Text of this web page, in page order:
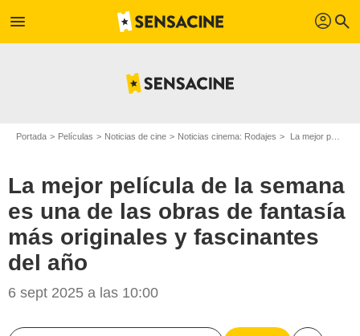
menu profil search
Portada Películas Noticias de cine Noticias cinema: Rodajes La mejor película de la semana es una de las obras de fantasía más originales y fascinantes del año
La mejor película de la semana
es una de las obras de fantasía
más originales y fascinantes
del año
6 sept 2025 a las 10:00